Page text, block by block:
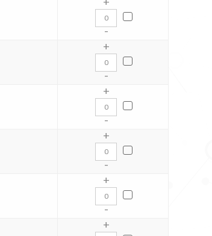
-
+
-
+
-
+
-
+
-
+